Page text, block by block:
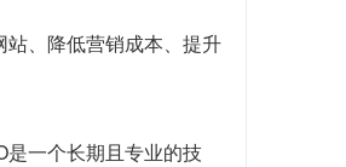
、降低营销成本、提升
一个长期且专业的技